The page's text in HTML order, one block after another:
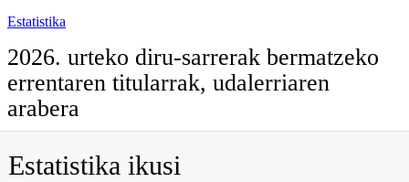
Estatistika
2026. urteko diru-sarrerak bermatzeko
errentaren titularrak, udalerriaren
arabera
Estatistika ikusi